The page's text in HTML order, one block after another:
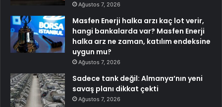
Ağustos 7, 2026
Masfen Enerji halka arzı kaç lot verir,
hangi bankalarda var? Masfen Enerji
halka arz ne zaman, katılım endeksine
uygun mu?
Ağustos 7, 2026
Sadece tank değil: Almanya’nın yeni
savaş planı dikkat çekti
Ağustos 7, 2026